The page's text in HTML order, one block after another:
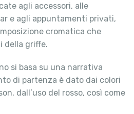
agli accessori, alle
e agli appuntamenti privati,
cromatica che
della griffe.
si basa su una narrativa
di partenza è dato dai colori
dall’uso del rosso, così come